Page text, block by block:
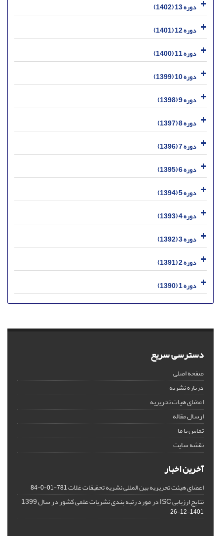
دوره 13 (1402)
دوره 12 (1401)
دوره 11 (1400)
دوره 10 (1399)
دوره 9 (1398)
دوره 8 (1397)
دوره 7 (1396)
دوره 6 (1395)
دوره 5 (1394)
دوره 4 (1393)
دوره 3 (1392)
دوره 2 (1391)
دوره 1 (1390)
دسترسی سریع
صفحه اصلی
درباره نشریه
اعضای هیات تحریریه
ارسال مقاله
تماس با ما
نقشه سایت
آخرین اخبار
اعضای هیئت تحریریه بین المللی نشریه تحقیقات غلات781-01-0-84
نتایج ارزیابی ISC در مورد رتبه بندی نشریات علمی کشور در سال 1399
1401-12-26